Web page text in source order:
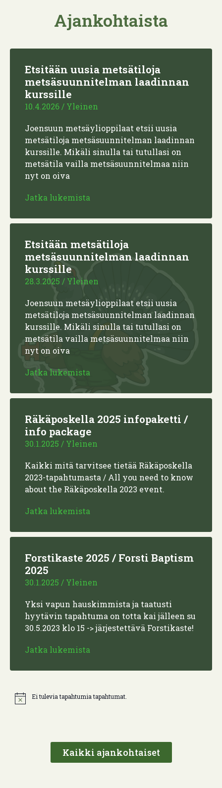
Ajankohtaista
Etsitään uusia metsätiloja
metsäsuunnitelman laadinnan
kurssille
10.4.2026 / Yleinen
Joensuun metsäylioppilaat etsii uusia
metsätiloja metsäsuunnitelman laadinnan
kurssille. Mikäli sinulla tai tutullasi on
metsätila vailla metsäsuunnitelmaa niin
nyt on oiva
Jatka lukemista
Etsitään metsätiloja
metsäsuunnitelman laadinnan
kurssille
28.3.2025 / Yleinen
Joensuun metsäylioppilaat etsii uusia
metsätiloja metsäsuunnitelman laadinnan
kurssille. Mikäli sinulla tai tutullasi on
metsätila vailla metsäsuunnitelmaa niin
nyt on oiva
Jatka lukemista
Räkäposkella 2025 infopaketti /
info package
30.1.2025 / Yleinen
Kaikki mitä tarvitsee tietää Räkäposkella
2023-tapahtumasta / All you need to know
about the Räkäposkella 2023 event.
Jatka lukemista
Forstikaste 2025 / Forsti Baptism
2025
30.1.2025 / Yleinen
Yksi vapun hauskimmista ja taatusti
hyytävin tapahtuma on totta kai jälleen su
30.5.2023 klo 15 -> järjestettävä Forstikaste!
Jatka lukemista
Ei tulevia tapahtumia tapahtumat.
Kaikki ajankohtaiset